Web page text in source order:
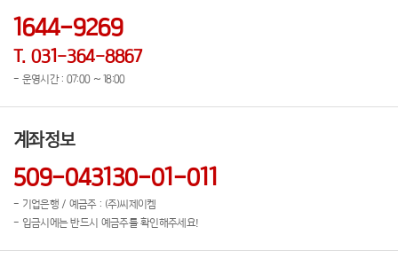
1644-9269
T. 031-364-8867
- 운영시간 : 07:00 ~ 18:00
계좌정보
509-043130-01-011
- 기업은행 / 예금주 : (주)씨제이켐
- 입금시에는 반드시 예금주를 확인해주세요!